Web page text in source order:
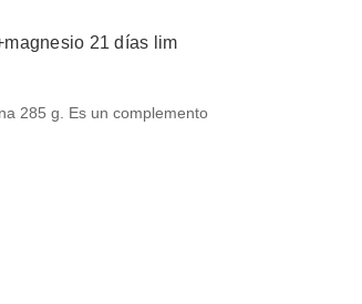
21 días lim
285 g. Es un complemento